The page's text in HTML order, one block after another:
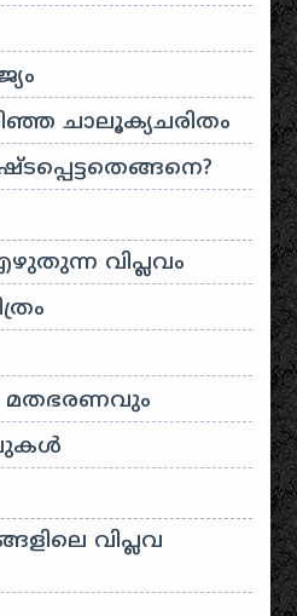
ചാലൂക്യചരിതം
വിപ്ലവം
മതഭരണവും
വിപ്ലവ